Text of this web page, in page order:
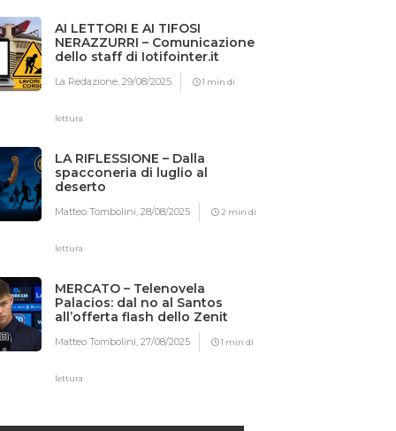
AI LETTORI E AI TIFOSI
NERAZZURRI – Comunicazione
dello staff di Iotifointer.it
La Redazione,29/08/2025 1 min di
lettura
LA RIFLESSIONE – Dalla
spacconeria di luglio al
deserto
Matteo Tombolini,28/08/2025 2 min di
lettura
MERCATO – Telenovela
Palacios: dal no al Santos
all’offerta flash dello Zenit
Matteo Tombolini,27/08/2025 1 min di
lettura